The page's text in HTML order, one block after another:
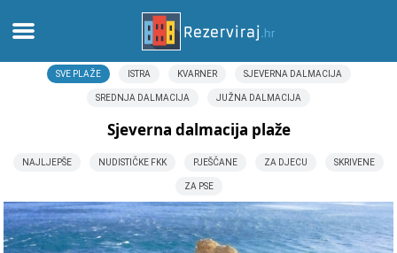
Appartamenti
Spiagge
SVE PLAŽE ISTRA KVARNER SJEVERNA DALMACIJA
SREDNJA DALMACIJA JUŽNA DALMACIJA
Sjeverna dalmacija plaže
NAJLJEPŠE NUDISTIČKE FKK PJEŠČANE ZA DJECU SKRIVENE
ZA PSE